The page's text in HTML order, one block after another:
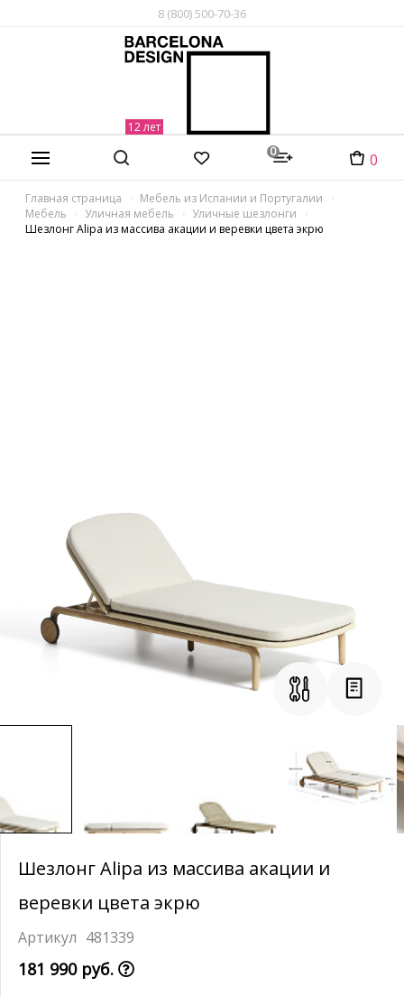
8 (800) 500-70-36
0 0
Главная страница
Мебель из Испании и Португалии
Мебель
Уличная мебель
Уличные шезлонги
Шезлонг Alipa из массива акации и веревки цвета экрю
Шезлонг Alipa из массива акации и
веревки цвета экрю
481339
181 990 руб.